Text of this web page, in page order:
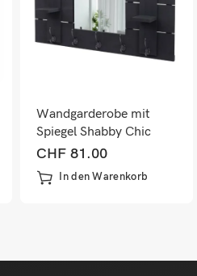
Wandgarderobe mit
Spiegel Shabby Chic
Dunkelgrau
CHF 81.00
In den Warenkorb